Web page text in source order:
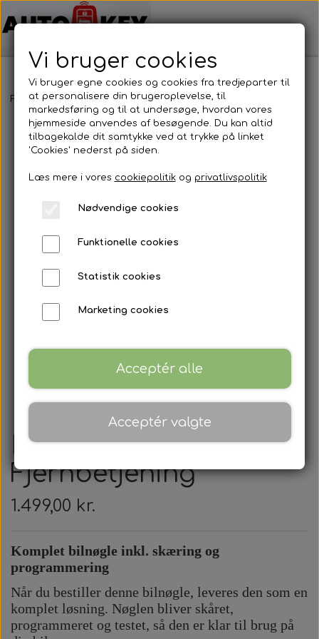
Forside Bilnøgler Honda Fjernbetjening
Honda -
Fjernbetjening
1.499,00 kr.
Komplet bilnøgle inkl. skæring og
programmering
Når du bestiller denne bilnøgle, leveres den som en
komplet løsning. Nøglen bliver skåret,
programmeret og testet, så den er klar til brug på
Vi bruger cookies
Vi bruger egne cookies og cookies fra tredjeparter til
at personalisere din brugeroplevelse, til
markedsføring og til at undersøge, hvordan vores
hjemmeside anvendes af besøgende. Du kan altid
tilbagekalde dit samtykke ved at trykke på linket
'Cookies' nederst på siden.
Læs mere i vores cookiepolitikog privatlivspolitik
Nødvendige cookies
Funktionelle cookies
Statistik cookies
Marketing cookies
Acceptér alle
Acceptér valgte